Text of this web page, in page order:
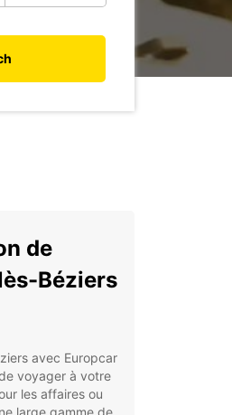
de
Béziers
avec Europcar
voyager à votre
les affaires ou
large gamme de